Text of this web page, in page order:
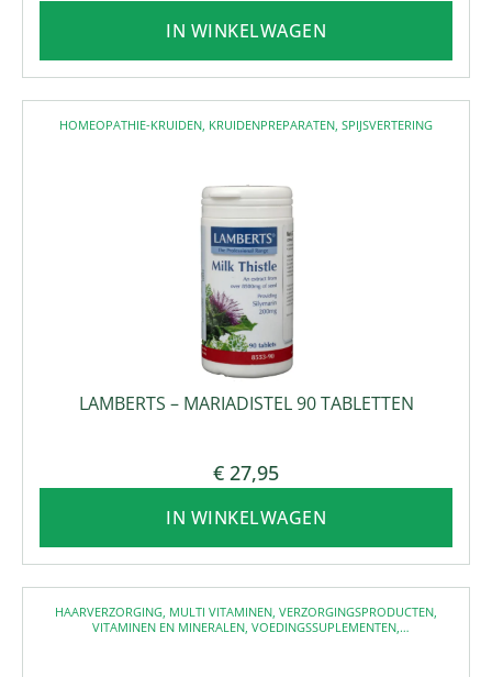
IN WINKELWAGEN
HOMEOPATHIE-KRUIDEN KRUIDENPREPARATEN SPIJSVERTERING
LAMBERTS – MARIADISTEL 90 TABLETTEN
€ 27,95
IN WINKELWAGEN
HAARVERZORGING MULTI VITAMINEN VERZORGINGSPRODUCTEN
VITAMINEN EN MINERALEN VOEDINGSSUPLEMENTEN